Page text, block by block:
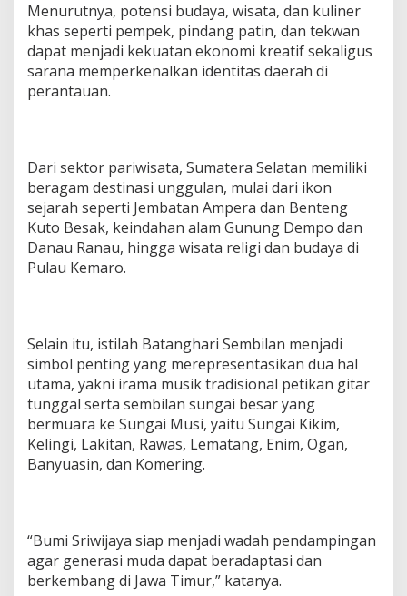
‎Menurutnya, potensi budaya, wisata, dan kuliner
khas seperti pempek, pindang patin, dan tekwan
dapat menjadi kekuatan ekonomi kreatif sekaligus
sarana memperkenalkan identitas daerah di
perantauan.
‎Dari sektor pariwisata, Sumatera Selatan memiliki
beragam destinasi unggulan, mulai dari ikon
sejarah seperti Jembatan Ampera dan Benteng
Kuto Besak, keindahan alam Gunung Dempo dan
Danau Ranau, hingga wisata religi dan budaya di
Pulau Kemaro.
‎Selain itu, istilah Batanghari Sembilan menjadi
simbol penting yang merepresentasikan dua hal
utama, yakni irama musik tradisional petikan gitar
tunggal serta sembilan sungai besar yang
bermuara ke Sungai Musi, yaitu Sungai Kikim,
Kelingi, Lakitan, Rawas, Lematang, Enim, Ogan,
Banyuasin, dan Komering.
‎“Bumi Sriwijaya siap menjadi wadah pendampingan
agar generasi muda dapat beradaptasi dan
berkembang di Jawa Timur,” katanya.